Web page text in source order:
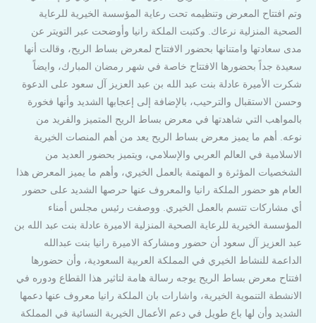
وتم افتتاح المعرض وتنظيمه تحت رعاية المؤسسة الخيرية للرعاية
الصحية المنزلية نرعاك. وكتبت الملكة رانيا وأوضحت عبر التويتر عن
مدى سعادتها وامتنانها بحضور الافتتاح لمعرض بساط الريح، وقالت أنها
سعيدة جداً بحضورها الافتتاح خاصة في شهر رمضان المبارك، وايضاً
شكرت الأميرة عادلة بنت عبد الله بن عبد العزيز آل سعود على الدعوة
وحسن الاستقبال والترحيب، بالإضافة إلى إعجابها الشديد وأنها فخورة
بالمواهب التي شاهدتها في معرض بساط الريح المتميز والفريد من
نوعه. أهم ما يميز معرض بساط الريح يعد من أهم المنصات الخيرية
الاسلامية في العالم العربي والإسلامي، ويتميز بحضور العديد من
الشخصيات المؤثرة و المهتمة بالعمل الخيري، وأهم ما يميز المعرض هذا
العام هو حضور الملكة رانيا والمعروف عنها حرصها الشديد على حضور
أي مشاركات تتسم بالعمل الخيري. ووصفت رئيس مجلس أمناء
المؤسسة الخيرية للرعاية الصحية المنزلية الاميرة عادلة بنت عبد الله بن
عبد العزيز آل سعود أن حضور ومشاركة الاميرة رانيا بنت عبدالله
الداعمة للنشاط الخيري في المملكة العربية السعودية، وأن حضورها
افتتاح معرض بساط الريح يوجه رسالة هامة لتاثير هذا القطاع ودوره في
الانشطة التنموية الخيرية، واشارات بان الملكة رانيا معروف عنها دعمها
الشديد وأن لها باع طويل في دعم الأعمال الخيرية النسائية في المملكة